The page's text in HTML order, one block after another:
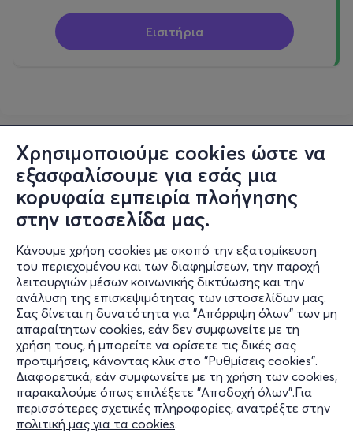
Χρησιμοποιούμε cookies ώστε να
εξασφαλίσουμε για εσάς μια
κορυφαία εμπειρία πλοήγησης
στην ιστοσελίδα μας.
Κάνουμε χρήση cookies με σκοπό την εξατομίκευση
του περιεχομένου και των διαφημίσεων, την παροχή
λειτουργιών μέσων κοινωνικής δικτύωσης και την
ανάλυση της επισκεψιμότητας των ιστοσελίδων μας.
Σας δίνεται η δυνατότητα για "Απόρριψη όλων" των μη
απαραίτητων cookies, εάν δεν συμφωνείτε με τη
χρήση τους, ή μπορείτε να ορίσετε τις δικές σας
προτιμήσεις, κάνοντας κλικ στο "Ρυθμίσεις cookies".
Διαφορετικά, εάν συμφωνείτε με τη χρήση των cookies,
παρακαλούμε όπως επιλέξετε "Αποδοχή όλων".Για
περισσότερες σχετικές πληροφορίες, ανατρέξτε στην
πολιτική μας για τα cookies.
Εισιτήρια
Πληροφορίες
Υποστήριξη
Stay Connected